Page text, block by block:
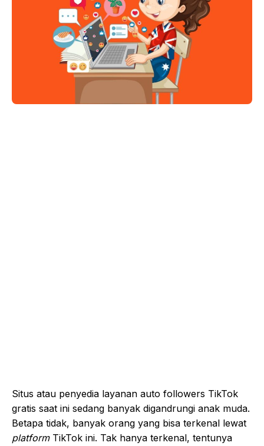
Situs atau penyedia layanan auto followers TikTok
gratis saat ini sedang banyak digandrungi anak muda.
Betapa tidak, banyak orang yang bisa terkenal lewat
platformTikTok ini. Tak hanya terkenal, tentunya